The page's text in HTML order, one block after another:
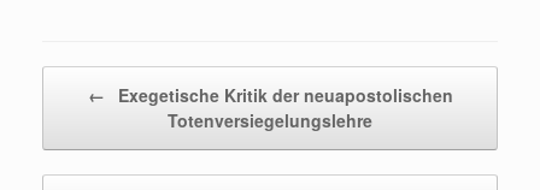
←
Exegetische Kritik der neuapostolischen
Totenversiegelungslehre